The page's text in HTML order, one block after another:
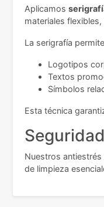
Aplicamos
materiales
La serigrafía
Logotipos
Textos
Símbolos
Esta técnica
Nuestros
de limpieza